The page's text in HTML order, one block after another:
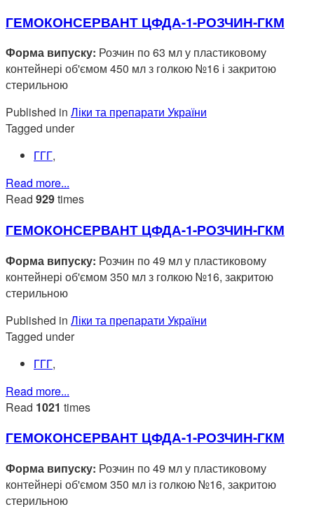
ГЕМОКОНСЕРВАНТ ЦФДА-1-РОЗЧИН-ГКМ
Форма випуску: Розчин по 63 мл у пластиковому
контейнері об'ємом 450 мл з голкою №16 і закритою
стерильною
Published in Ліки та препарати України
Tagged under
ГГГ,
Read more...
Read 929times
ГЕМОКОНСЕРВАНТ ЦФДА-1-РОЗЧИН-ГКМ
Форма випуску: Розчин по 49 мл у пластиковому
контейнері об'ємом 350 мл з голкою №16, закритою
стерильною
Published in Ліки та препарати України
Tagged under
ГГГ,
Read more...
Read 1021 times
ГЕМОКОНСЕРВАНТ ЦФДА-1-РОЗЧИН-ГКМ
Форма випуску: Розчин по 49 мл у пластиковому
контейнері об'ємом 350 мл із голкою №16, закритою
стерильною